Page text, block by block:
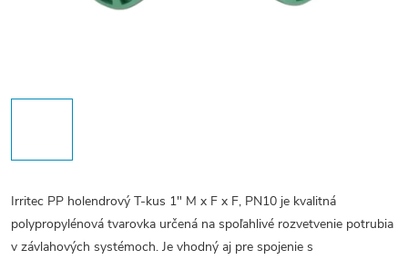
Irritec PP holendrový T-kus 1" M x F x F, PN10 je kvalitná
polypropylénová tvarovka určená na spoľahlivé rozvetvenie potrubia
v závlahových systémoch. Je vhodný aj pre spojenie s